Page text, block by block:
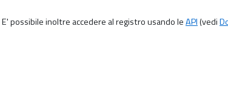
E' possibile inoltre accedere al registro usando leAPI(vedi